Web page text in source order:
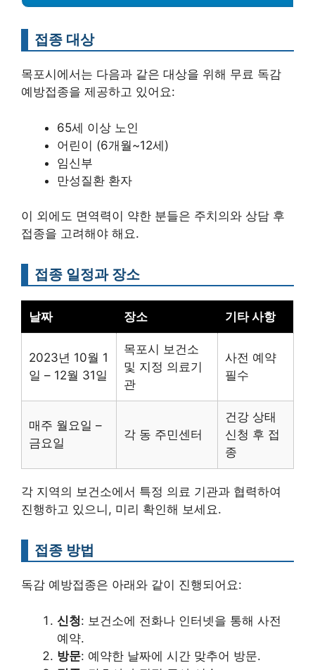
접종 대상
목포시에서는 다음과 같은 대상을 위해 무료 독감
예방접종을 제공하고 있어요:
65세 이상 노인
어린이 (6개월~12세)
임신부
만성질환 환자
이 외에도 면역력이 약한 분들은 주치의와 상담 후
접종을 고려해야 해요.
접종 일정과 장소
날짜 장소 기타 사항
2023년 10월 1
일 – 12월 31일
목포시 보건소
및 지정 의료기
관
사전 예약
필수
매주 월요일 –
금요일
각 동 주민센터
건강 상태
신청 후 접
종
각 지역의 보건소에서 특정 의료 기관과 협력하여
진행하고 있으니, 미리 확인해 보세요.
접종 방법
독감 예방접종은 아래와 같이 진행되어요:
신청: 보건소에 전화나 인터넷을 통해 사전
예약.
방문: 예약한 날짜에 시간 맞추어 방문.